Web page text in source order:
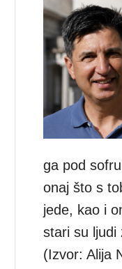
ga pod
onaj što s
jede, kao i
stari su ljudi
(Izvor: Alija